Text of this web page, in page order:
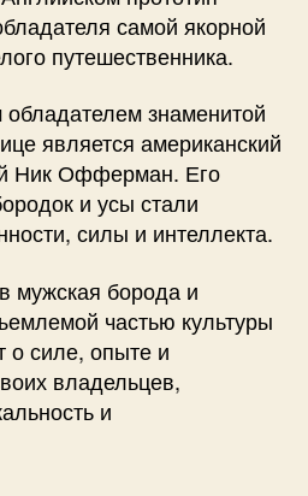
самой якорной
путешественника.
знаменитой
является американский
Ник Офферман. Его
и усы стали
силы и интеллекта.
мужская борода и
частью культуры
о силе, опыте и
владельцев,
и